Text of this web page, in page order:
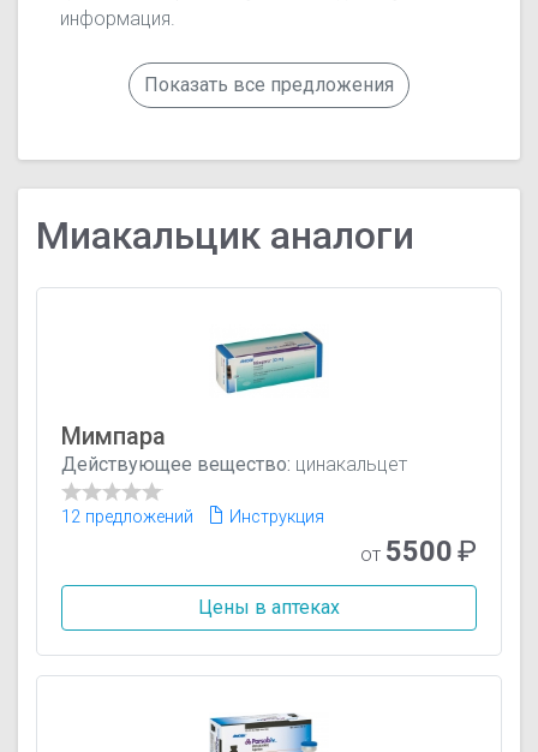
информация.
Показать все предложения
Миакальцик аналоги
Мимпара
Действующее вещество: цинакальцет
12 предложений Инструкция
от 5500₽
Цены в аптеках